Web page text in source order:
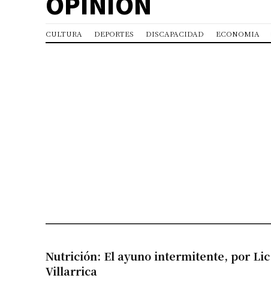
CULTURA DEPORTES DISCAPACIDAD ECONOMIA
Nutrición: El ayuno intermitente, por
Villarrica